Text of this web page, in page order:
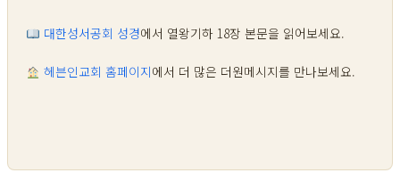
대한성서공회 성경에서 열왕기하 18장 본문을 읽어보세요.
헤븐인교회 홈페이지에서 더 많은 더원메시지를 만나보세요.